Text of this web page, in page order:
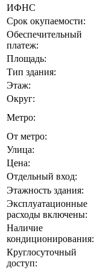
ИФНС
Срок окупаемости:
Обеспечительный
платеж:
Площадь:
Тип здания:
Этаж:
Округ:
Метро:
От метро:
Улица:
Цена:
Отдельный вход:
Этажность здания:
Эксплуатационные
расходы включены:
Наличие
кондиционирования:
Круглосуточный
доступ: